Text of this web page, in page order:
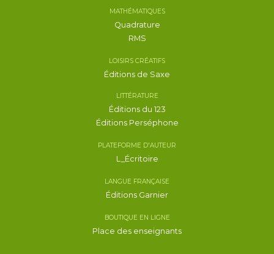
MATHÉMATIQUES
Quadrature
RMS
LOISIRS CRÉATIFS
Éditions de Saxe
LITTÉRATURE
Éditions du 123
Éditions Perséphone
PLATEFORME D'AUTEUR
L_Écritoire
LANGUE FRANÇAISE
Éditions Garnier
BOUTIQUE EN LIGNE
Place des enseignants